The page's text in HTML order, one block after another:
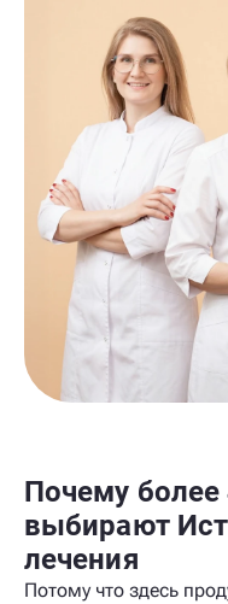
Почему
выбирают
лечения
Потому что здесь